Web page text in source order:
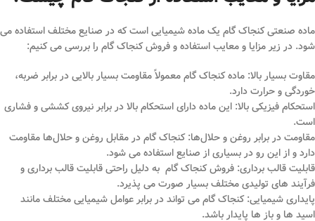
ماده صنعتی کنجاک گام یک ماده شیمیایی است که در صنایع مختلف استفاده می
شود. در زیر مزایا و معایب استفاده و فروش کنجاک گام را بررسی می کنیم:
مقاوت بسیار بالا: ماده کنجاک گام معمولاً مقاومت بسیار بالایی در برابر ضربه،
خوردگی و حرارت دارد.
استحکام فیزیکی بالا: این ماده دارای استحکام بالا در برابر نیروی کششی و فشاری
است.
مقاومت در برابر روغن و حلال‌ها: کنجاک گام در مقابل روغن و حلال‌ها مقاومت
دارد و از این رو در بسیاری از صنایع استفاده می شود.
قابلیت قالب ‌برداری: فروش کنجاک گام به دلیل راحتی قابلیت قالب ‌برداری و
فرآیند های تولیدی مختلف بسیار صورت می پذیرد.
پایداری شیمیایی: کنجاک گام می تواند در برابر عوامل شیمیایی مختلف مانند
اسید ها و باز ها پایدار باشد.